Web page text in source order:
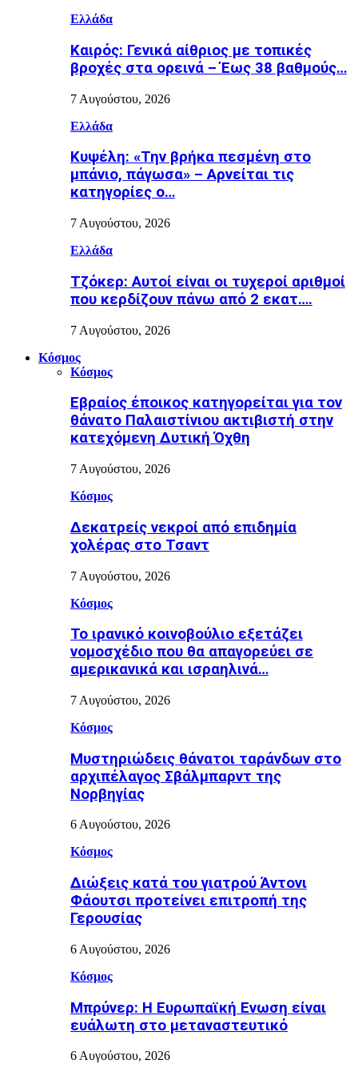
Ελλάδα
Καιρός: Γενικά αίθριος με τοπικές
βροχές στα ορεινά – Έως 38 βαθμούς…
7 Αυγούστου, 2026
Ελλάδα
Κυψέλη: «Την βρήκα πεσμένη στο
μπάνιο, πάγωσα» – Αρνείται τις
κατηγορίες ο…
7 Αυγούστου, 2026
Ελλάδα
Τζόκερ: Αυτοί είναι οι τυχεροί αριθμοί
που κερδίζουν πάνω από 2 εκατ….
7 Αυγούστου, 2026
Κόσμος
Κόσμος
Εβραίος έποικος κατηγορείται για τον
θάνατο Παλαιστίνιου ακτιβιστή στην
κατεχόμενη Δυτική Όχθη
7 Αυγούστου, 2026
Κόσμος
Δεκατρείς νεκροί από επιδημία
χολέρας στο Τσαντ
7 Αυγούστου, 2026
Κόσμος
Το ιρανικό κοινοβούλιο εξετάζει
νομοσχέδιο που θα απαγορεύει σε
αμερικανικά και ισραηλινά…
7 Αυγούστου, 2026
Κόσμος
Μυστηριώδεις θάνατοι ταράνδων στο
αρχιπέλαγος Σβάλμπαρντ της
Νορβηγίας
6 Αυγούστου, 2026
Κόσμος
Διώξεις κατά του γιατρού Άντονι
Φάουτσι προτείνει επιτροπή της
Γερουσίας
6 Αυγούστου, 2026
Κόσμος
Μπρύνερ: Η Ευρωπαϊκή Ενωση είναι
ευάλωτη στο μεταναστευτικό
6 Αυγούστου, 2026